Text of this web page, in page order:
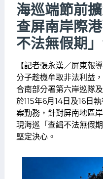
海巡端節前
查屏南岸際
不法無假期
【記者張永漢／屏東報
分子趁機牟取非法利益
合南部分署第六岸巡隊
於115年6月14日及16日
案勤務，針對屏南地區
現海巡「查緝不法無假
堅定決心。